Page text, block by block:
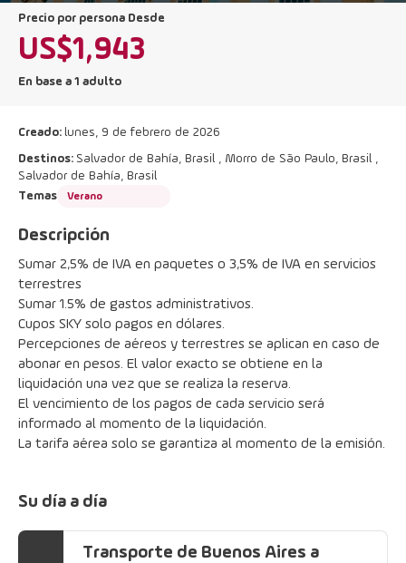
precio por persona Desde
US$1,943
En base a 1 adulto
Creado: lunes, 9 de febrero de 2026
Destinos: Salvador de Bahía, Brasil , Morro de São Paulo, Brasil ,
Salvador de Bahía, Brasil
Temas
Verano
Descripción
Sumar 2,5% de IVA en paquetes o 3,5% de IVA en servicios
terrestres
Sumar 1.5% de gastos administrativos.
Cupos SKY solo pagos en dólares.
Percepciones de aéreos y terrestres se aplican en caso de
abonar en pesos. El valor exacto se obtiene en la
liquidación una vez que se realiza la reserva.
El vencimiento de los pagos de cada servicio será
informado al momento de la liquidación.
La tarifa aérea solo se garantiza al momento de la emisión.
Su día a día
Transporte de Buenos Aires a